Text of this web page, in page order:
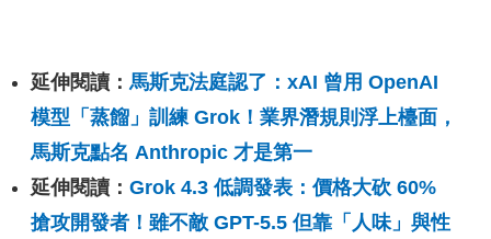
延伸閱讀： 馬斯克法庭認了：xAI 曾用 OpenAI
模型「蒸餾」訓練 Grok！業界潛規則浮上檯面，
馬斯克點名 Anthropic 才是第一
延伸閱讀： Grok 4.3 低調發表：價格大砍 60%
搶攻開發者！雖不敵 GPT-5.5 但靠「人味」與性